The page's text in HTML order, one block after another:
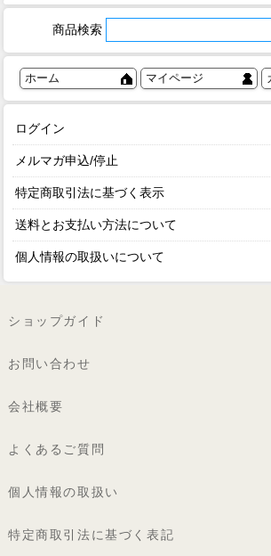
商品検索
ホーム マイページ
ログイン
メルマガ申込/停止
特定商取引法に基づく表示
送料とお支払い方法について
個人情報の取扱いについて
ショップガイド
お問い合わせ
会社概要
よくあるご質問
個人情報の取扱い
特定商取引法に基づく表記